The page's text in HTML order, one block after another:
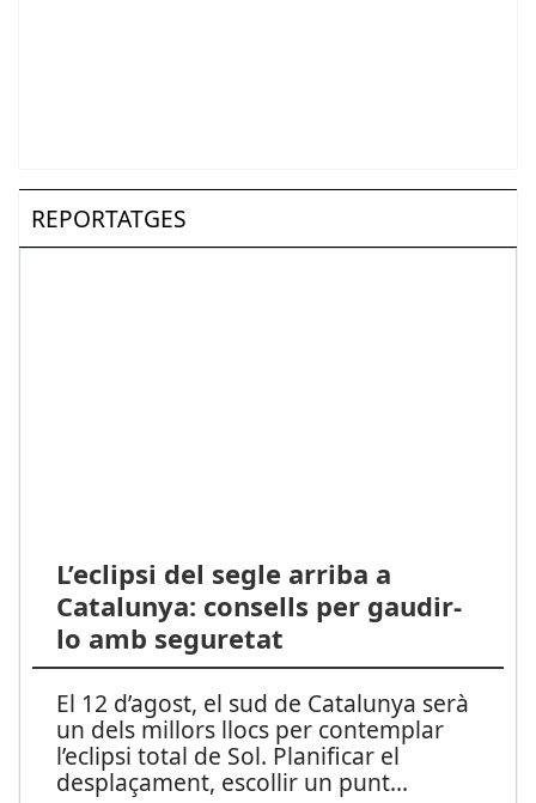
REPORTATGES
L’eclipsi del segle arriba a
Catalunya: consells per gaudir-
lo amb seguretat
El 12 d’agost, el sud de Catalunya serà
un dels millors llocs per contemplar
l’eclipsi total de Sol. Planificar el
desplaçament, escollir un punt...